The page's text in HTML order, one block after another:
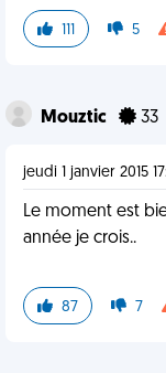
111 5
Mouztic 33
jeudi 1 janvier 2015
Le moment est
année je crois..
87 7